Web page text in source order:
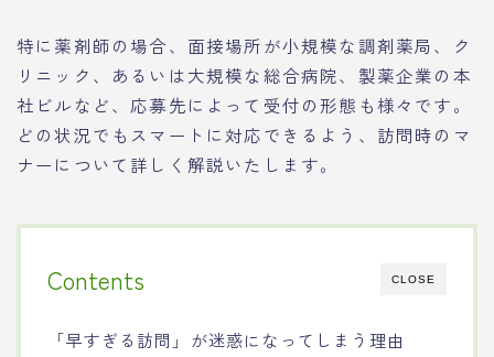
特に薬剤師の場合、面接場所が小規模な調剤薬局、ク
リニック、あるいは大規模な総合病院、製薬企業の本
社ビルなど、応募先によって受付の形態も様々です。
どの状況でもスマートに対応できるよう、訪問時のマ
ナーについて詳しく解説いたします。
CLOSE
Contents
「早すぎる訪問」が迷惑になってしまう理由